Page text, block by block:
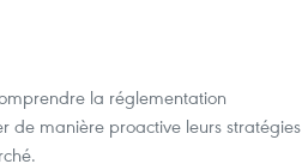
la réglementation
de manière proactive leurs stratégies